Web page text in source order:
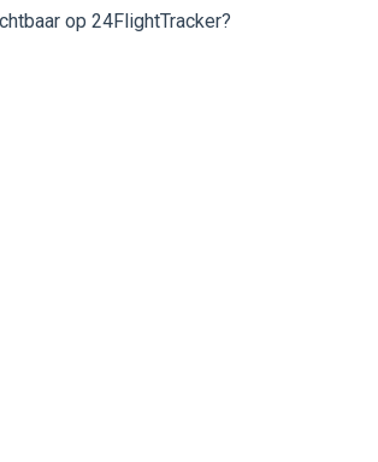
op 24FlightTracker?